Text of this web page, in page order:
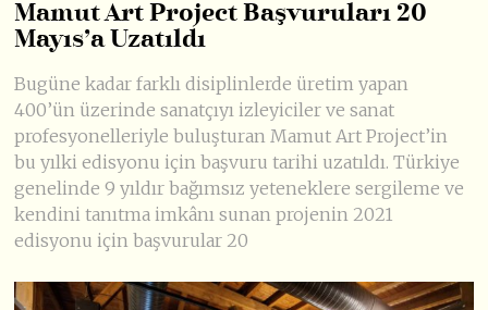
Mamut Art Project Başvuruları 20
Mayıs’a Uzatıldı
Bugüne kadar farklı disiplinlerde üretim yapan
400’ün üzerinde sanatçıyı izleyiciler ve sanat
profesyonelleriyle buluşturan Mamut Art Project’in
bu yılki edisyonu için başvuru tarihi uzatıldı. Türkiye
genelinde 9 yıldır bağımsız yeteneklere sergileme ve
kendini tanıtma imkânı sunan projenin 2021
edisyonu için başvurular 20